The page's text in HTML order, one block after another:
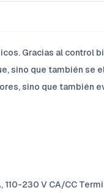
Gracias al control
sino que también se
sino que también
110-230 V CA/CC